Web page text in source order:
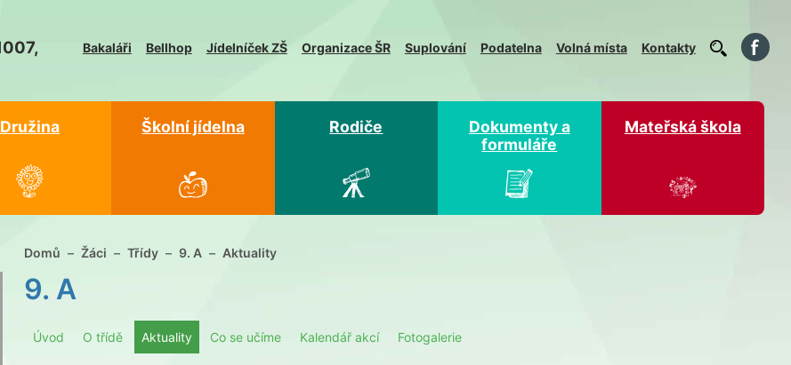
Bakaláři Bellhop Jídelníček ZŠ Organizace ŠR Suplování Podatelna Volná místa Kontakty
Družina Školní jídelna Rodiče
Dokumenty a
formuláře
Mateřská škola
Domů Žáci Třídy 9. A Aktuality
9. A
Úvod O třídě Aktuality Co se učíme Kalendář akcí Fotogalerie